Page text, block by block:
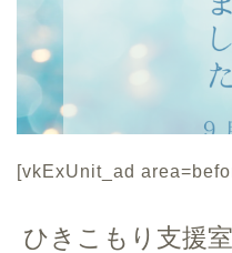
[vkExUnit_ad
ひきこもり支援